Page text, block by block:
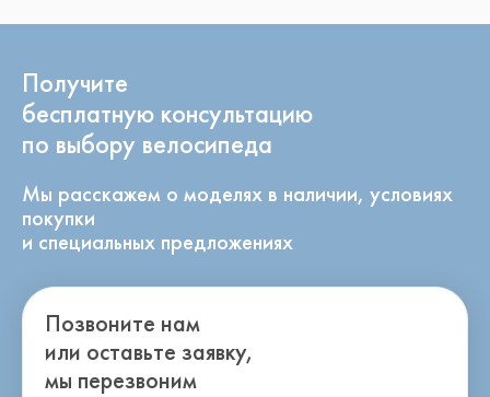
Получите
бесплатную консультацию
по выбору велосипеда
Мы расскажем о моделях в наличии, условиях
покупки
и специальных предложениях
Позвоните нам
или оставьте заявку,
мы перезвоним